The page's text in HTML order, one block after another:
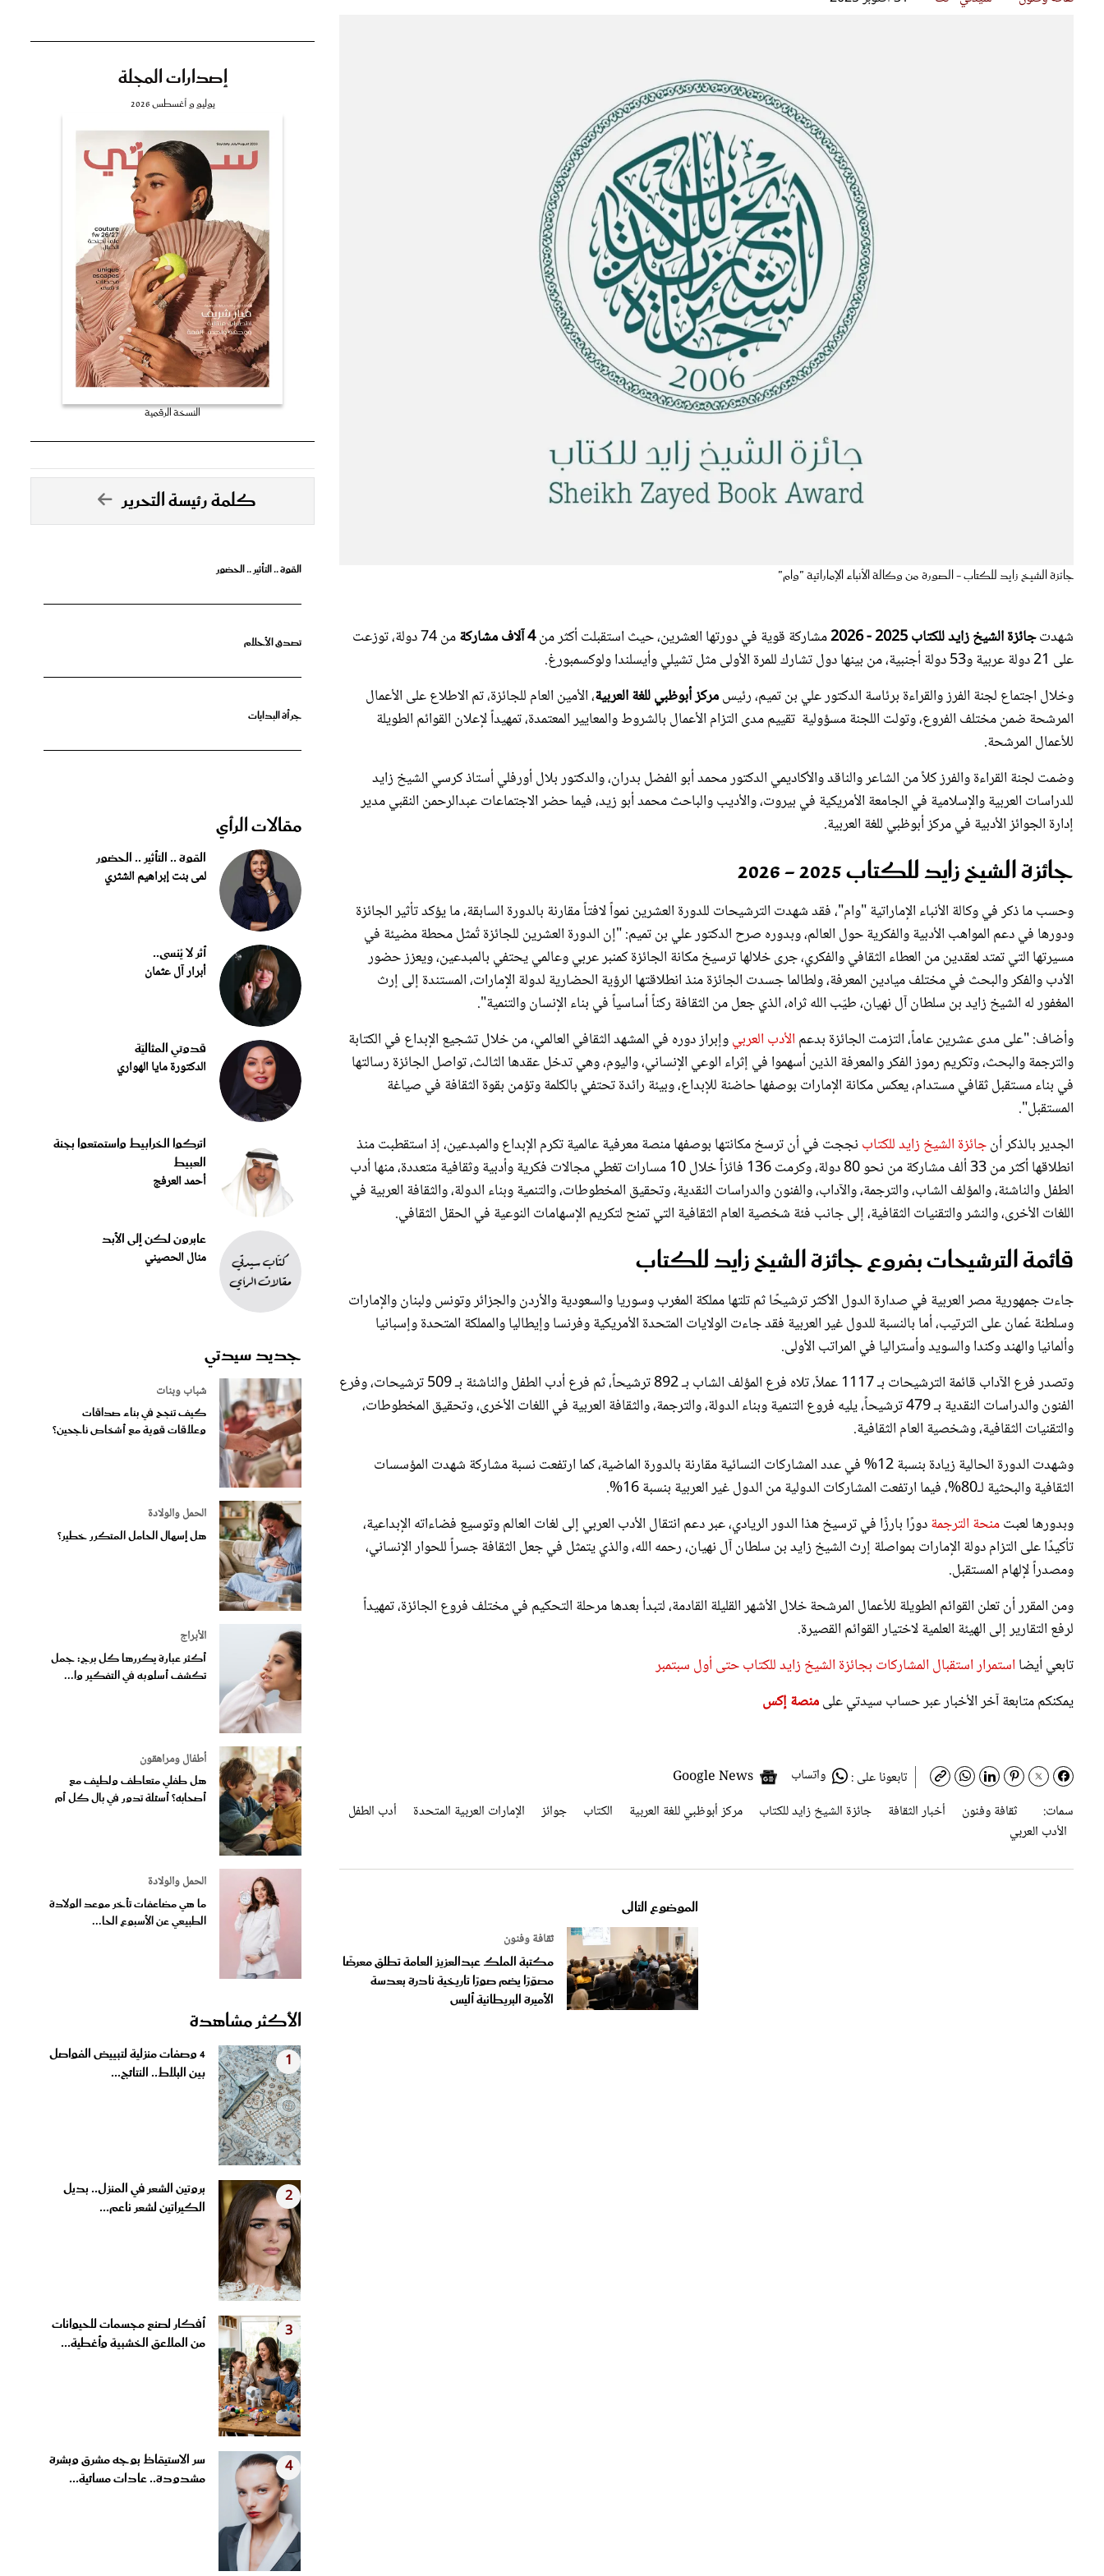
جائزة الشيخ زايد للكتاب - الصورة من وكالة الأنباء الإماراتية "وام"
شهدتجائزة الشيخ زايد للكتاب 2025 - 2026 مشاركة قوية في دورتها العشرين، حيث استقبلت أكثر من4 آلاف مشاركة
من 74 دولة، توزعت
على 21 دولة عربية و53 دولة أجنبية، من بينها دول تشارك للمرة الأولى مثل تشيلي وأيسلندا ولوكسمبورغ.
وخلال اجتماع لجنة الفرز والقراءة برئاسة الدكتور علي بن تميم، رئيسمركز أبوظبي للغة العربية، الأمين العام للجائزة، تم الاطلاع على الأعمال
المرشحة ضمن مختلف الفروع، وتولت اللجنة مسؤولية تقييم مدى التزام الأعمال بالشروط والمعايير المعتمدة، تمهيداً لإعلان القوائم الطويلة
للأعمال المرشحة.
وضمت لجنة القراءة والفرز كلاً من الشاعر والناقد والأكاديمي الدكتور محمد أبو الفضل بدران، والدكتور بلال أورفلي أستاذ كرسي الشيخ زايد
للدراسات العربية والإسلامية في الجامعة الأمريكية في بيروت، والأديب والباحث محمد أبو زيد، فيما حضر الاجتماعات عبدالرحمن النقبي مدير
إدارة الجوائز الأدبية في مركز أبوظبي للغة العربية.
جائزة الشيخ زايد للكتاب 2025 - 2026
وحسب ما ذكر في وكالة الأنباء الإماراتية "وام"، فقد شهدت الترشيحات للدورة العشرين نمواً لافتاً مقارنة بالدورة السابقة، ما يؤكد تأثير الجائزة
ودورها في دعم المواهب الأدبية والفكرية حول العالم، وبدوره صرح الدكتور علي بن تميم: "إن الدورة العشرين للجائزة تُمثل محطة مضيئة في
مسيرتها التي تمتد لعقدين من العطاء الثقافي والفكري، جرى خلالها ترسيخ مكانة الجائزة كمنبر عربي وعالمي يحتفي بالمبدعين، ويعزز حضور
الأدب والفكر والبحث في مختلف ميادين المعرفة، ولطالما جسدت الجائزة منذ انطلاقتها الرؤية الحضارية لدولة الإمارات، المستندة إلى إرث
المغفور له الشيخ زايد بن سلطان آل نهيان، طيّب الله ثراه، الذي جعل من الثقافة ركناً أساسياً في بناء الإنسان والتنمية".
وأضاف: "على مدى عشرين عاماً، التزمت الجائزة بدعم الأدب العربيوإبراز دوره في المشهد الثقافي العالمي، من خلال تشجيع الإبداع في الكتابة
والترجمة والبحث، وتكريم رموز الفكر والمعرفة الذين أسهموا في إثراء الوعي الإنساني، واليوم، وهي تدخل عقدها الثالث، تواصل الجائزة رسالتها
في بناء مستقبل ثقافي مستدام، يعكس مكانة الإمارات بوصفها حاضنة للإبداع، وبيئة رائدة تحتفي بالكلمة وتؤمن بقوة الثقافة في صياغة
المستقبل".
الجدير بالذكر أنجائزة الشيخ زايد للكتاب نججت في أن ترسخ مكانتها بوصفها منصة معرفية عالمية تكرم الإبداع والمبدعين، إذ استقطبت منذ
انطلاقها أكثر من 33 ألف مشاركة من نحو 80 دولة، وكرمت 136 فائزاً خلال 10 مسارات تغطي مجالات فكرية وأدبية وثقافية متعددة، منها أدب
الطفل والناشئة، والمؤلف الشاب، والترجمة، والآداب، والفنون والدراسات النقدية، وتحقيق المخطوطات، والتنمية وبناء الدولة، والثقافة العربية في
اللغات الأخرى، والنشر والتقنيات الثقافية، إلى جانب فئة شخصية العام الثقافية التي تمنح لتكريم الإسهامات النوعية في الحقل الثقافي.
قائمة الترشيحات بفروع جائزة الشيخ زايد للكتاب
جاءت جمهورية مصر العربية في صدارة الدول الأكثر ترشيحًا ثم تلتها مملكة المغرب وسوريا والسعودية والأردن والجزائر وتونس ولبنان والإمارات
وسلطنة عُمان على الترتيب، أما بالنسبة للدول غير العربية فقد جاءت الولايات المتحدة الأمريكية وفرنسا وإيطاليا والمملكة المتحدة وإسبانيا
وألمانيا والهند وكندا والسويد وأستراليا في المراتب الأولى.
وتصدر فرع الآداب قائمة الترشيحات بـ 1117 عملاً، تلاه فرع المؤلف الشاب بـ 892 ترشيحاً، ثم فرع أدب الطفل والناشئة بـ 509 ترشيحات، وفرع
الفنون والدراسات النقدية بـ 479 ترشيحاً، يليه فروع التنمية وبناء الدولة، والترجمة، والثقافة العربية في اللغات الأخرى، وتحقيق المخطوطات،
والتقنيات الثقافية، وشخصية العام الثقافية.
وشهدت الدورة الحالية زيادة بنسبة 12% في عدد المشاركات النسائية مقارنة بالدورة الماضية، كما ارتفعت نسبة مشاركة شهدت المؤسسات
الثقافية والبحثية لـ80%، فيما ارتفعت المشاركات الدولية من الدول غير العربية بنسبة 16%.
وبدورها لعبتمنحة الترجمةدورًا بارزًا في ترسيخ هذا الدور الريادي، عبر دعم انتقال الأدب العربي إلى لغات العالم وتوسيع فضاءاته الإبداعية،
تأكيدًا على التزام دولة الإمارات بمواصلة إرث الشيخ زايد بن سلطان آل نهيان، رحمه الله، والذي يتمثل في جعل الثقافة جسراً للحوار الإنساني،
ومصدراً لإلهام المستقبل.
ومن المقرر أن تعلن القوائم الطويلة للأعمال المرشحة خلال الأشهر القليلة القادمة، لتبدأ بعدها مرحلة التحكيم في مختلف فروع الجائزة، تمهيداً
لرفع التقارير إلى الهيئة العلمية لاختيار القوائم القصيرة.
تابعي أيضا استمرار استقبال المشاركات بجائزة الشيخ زايد للكتاب حتى أول سبتمبر
يمكنكم متابعة آخر الأخبار عبر حساب سيدتي علىمنصة إكس
تابعونا على : واتساب
سمات:
ثقافة وفنون أخبار الثقافة جائزة الشيخ زايد للكتاب مركز أبوظبي للغة العربية الكتاب جوائز الإمارات العربية المتحدة
أدب الطفل
الأدب العربي
الموضوع التالى
ثقافة وفنون
مكتبة الملك عبدالعزيز العامة تطلق معرضًا
مصوّرًا يضم صورًا تاريخية نادرة بعدسة
الأميرة البريطانية أليس
إصدارات المجلة
يوليو و أغسطس 2026
النسخة الرقمية
كلمة رئيسة التحرير
القوة .. التأثير .. الحضور
تصدق الأحلام
جرأة البدايات
مقالات الرأي
القوة .. التأثير .. الحضور
لمى بنت إبراهيم الشثري
أثر لا يُنسى..
أبرار آل عثمان
قدوتي المثاليّة
الدكتورة مايا الهواري
اتركوا الخرابيط واستمتعوا بجنة
العبيط
أحمد العرفج
عابرون لكن إلى الأبد
منال الحصيني
جديد سيدتي
شباب وبنات
كيف تنجح في بناء صداقات
وعلاقات قوية مع أشخاص ناجحين؟
الحمل والولادة
هل إسهال الحامل المتكرر خطير؟
الأبراج
أكثر عبارة يكررها كل برج: جمل
تكشف أسلوبه في التفكير وا...
أطفال ومراهقون
هل طفلي متعاطف ولطيف مع
أصحابه؟ أسئلة تدور في بال كل أم
الحمل والولادة
ما هي مضاعفات تأخر موعد الولادة
الطبيعي عن الأسبوع الحا...
الأكثر مشاهدة
1
4 وصفات منزلية لتبييض الفواصل
بين البلاط.. النتائج...
2
بروتين الشعر في المنزل.. بديل
الكيراتين لشعر ناعم...
3
أفكار لصنع مجسمات للحيوانات
من الملاعق الخشبية وأغطية...
4
سر الاستيقاظ بوجه مشرق وبشرة
مشدودة.. عادات مسائية...
قصص ملهمة